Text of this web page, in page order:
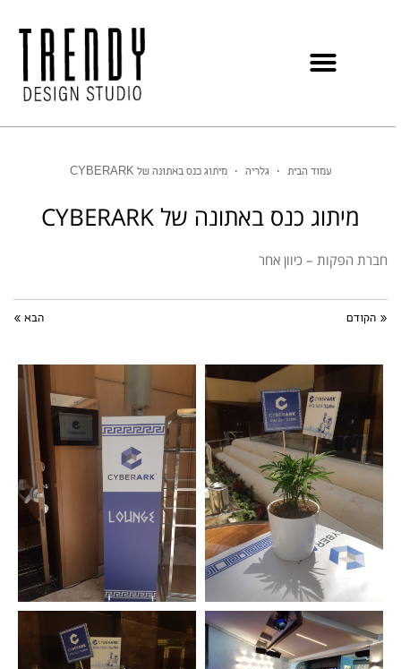
עמוד הבית • גלריה • מיתוג כנס באתונה של CYBERARK
מיתוג כנס באתונה של CYBERARK
חברת הפקות – כיוון אחר
« הקודם הבא »